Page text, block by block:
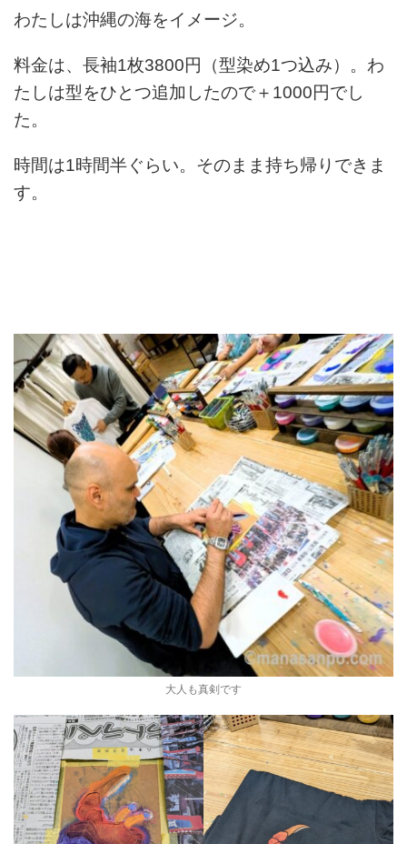
わたしは沖縄の海をイメージ。
料金は、長袖1枚3800円（型染め1つ込み）。わ
たしは型をひとつ追加したので＋1000円でし
た。
時間は1時間半ぐらい。そのまま持ち帰りできま
す。
大人も真剣です